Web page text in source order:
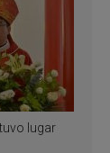
lugar